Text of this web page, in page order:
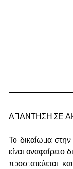
ΑΠΑΝΤΗΣΗ ΣΕ
Το δικαίωμα στην
είναι αναφαίρετο
προστατεύεται